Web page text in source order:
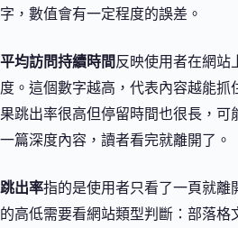
字，數值會有一定程度的誤差。
平均訪問持續時間 反映使用者在網站
度。這個數字越高，代表內容越能抓
果跳出率很高但停留時間也很長，可
一篇深度內容，讀者看完就離開了。
跳出率指的是使用者只看了一頁就離
的高低需要看網站類型判斷：部落格